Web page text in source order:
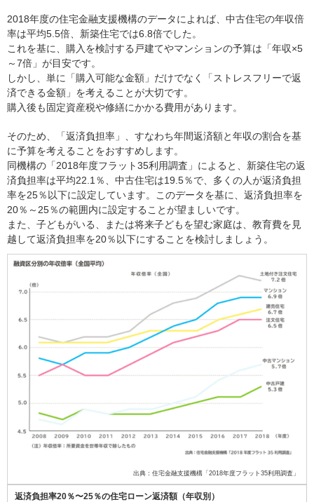
2018年度の住宅金融支援機構のデータによれば、中古住宅の年収倍
率は平均5.5倍、新築住宅では6.8倍でした。
これを基に、購入を検討する戸建てやマンションの予算は「年収×5
～7倍」が目安です。
しかし、単に「購入可能な金額」だけでなく「ストレスフリーで返
済できる金額」を考えることが大切です。
購入後も固定資産税や修繕にかかる費用があります。
そのため、「返済負担率」、すなわち年間返済額と年収の割合を基
に予算を考えることをおすすめします。
同機構の「2018年度フラット35利用調査」によると、新築住宅の返
済負担率は平均22.1％、中古住宅は19.5％で、多くの人が返済負担
率を25％以下に設定しています。このデータを基に、返済負担率を
20％～25％の範囲内に設定することが望ましいです。
また、子どもがいる、または将来子どもを望む家庭は、教育費を見
越して返済負担率を20％以下にすることを検討しましょう。
出典：住宅金融支援機構「2018年度フラット35利用調査」
返済負担率20％〜25％の住宅ローン返済額（年収別）